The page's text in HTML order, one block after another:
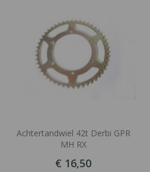
Achtertandwiel 42t Derbi GPR
MH RX
€ 16,50